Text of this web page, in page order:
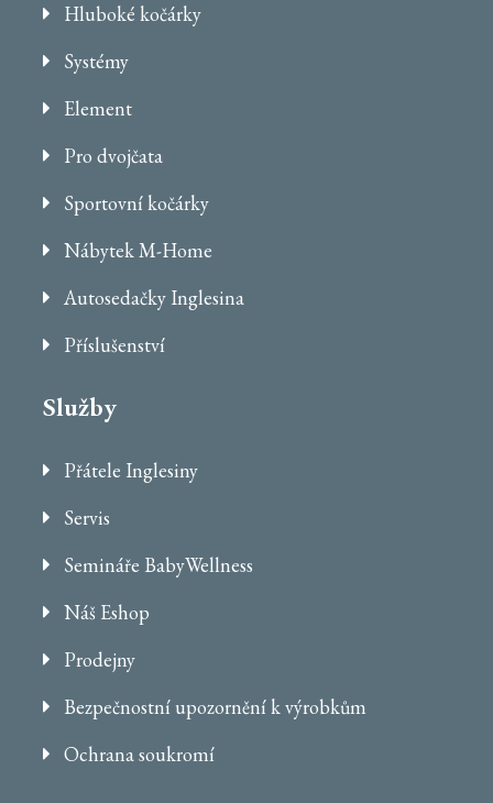
Hluboké kočárky
Systémy
Element
Pro dvojčata
Sportovní kočárky
Nábytek M-Home
Autosedačky Inglesina
Příslušenství
Služby
Přátele Inglesiny
Servis
Semináře BabyWellness
Náš Eshop
Prodejny
Bezpečnostní upozornění k výrobkům
Ochrana soukromí